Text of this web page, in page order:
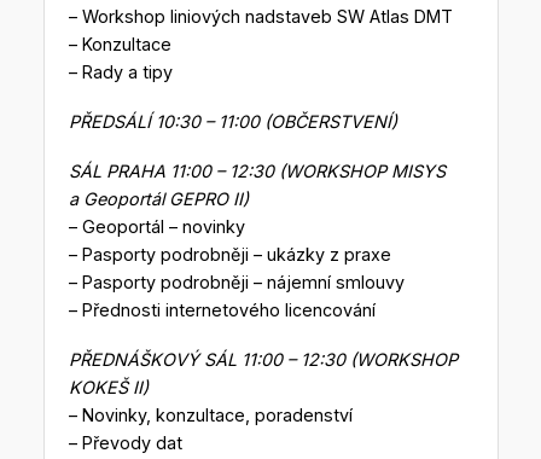
– Workshop liniových nadstaveb SW Atlas DMT
– Konzultace
– Rady a tipy
PŘEDSÁLÍ 10:30 – 11:00 (OBČERSTVENÍ)
SÁL PRAHA 11:00 – 12:30 (WORKSHOP MISYS
a Geoportál GEPRO II)
– Geoportál – novinky
– Pasporty podrobněji – ukázky z praxe
– Pasporty podrobněji – nájemní smlouvy
– Přednosti internetového licencování
PŘEDNÁŠKOVÝ SÁL 11:00 – 12:30 (WORKSHOP
KOKEŠ II)
– Novinky, konzultace, poradenství
– Převody dat